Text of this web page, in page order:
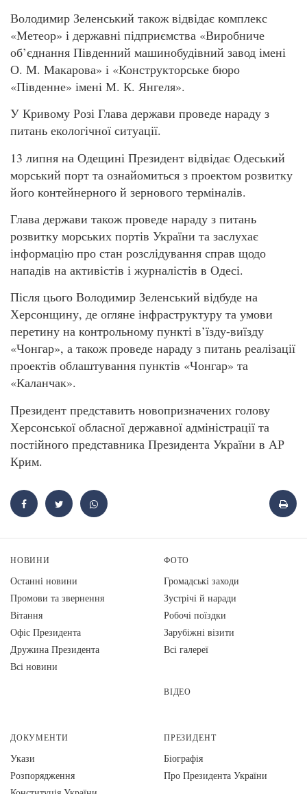
Володимир Зеленський також відвідає комплекс
«Метеор» і державні підприємства «Виробниче
об’єднання Південний машинобудівний завод імені
О. М. Макарова» і «Конструкторське бюро
«Південне» імені М. К. Янгеля».
У Кривому Розі Глава держави проведе нараду з
питань екологічної ситуації.
13 липня на Одещині Президент відвідає Одеський
морський порт та ознайомиться з проектом розвитку
його контейнерного й зернового терміналів.
Глава держави також проведе нараду з питань
розвитку морських портів України та заслухає
інформацію про стан розслідування справ щодо
нападів на активістів і журналістів в Одесі.
Після цього Володимир Зеленський відбуде на
Херсонщину, де огляне інфраструктуру та умови
перетину на контрольному пункті в’їзду-виїзду
«Чонгар», а також проведе нараду з питань реалізації
проектів облаштування пунктів «Чонгар» та
«Каланчак».
Президент представить новопризначених голову
Херсонської обласної державної адміністрації та
постійного представника Президента України в АР
Крим.
НОВИНИ
Останні новини
Промови та звернення
Вiтання
Офіс Президента
Дружина Президента
Всі новини
ФОТО
Громадські заходи
Зустрічі й наради
Робочі поїздки
Зарубіжні візити
Всі галереї
ВІДЕО
ДОКУМЕНТИ
Укази
Розпорядження
ПРЕЗИДЕНТ
Біографія
Про Президента України